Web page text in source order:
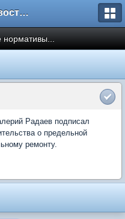
Форум Новостройки
нормативы...
Радаев подписал
о предельной
ремонту.